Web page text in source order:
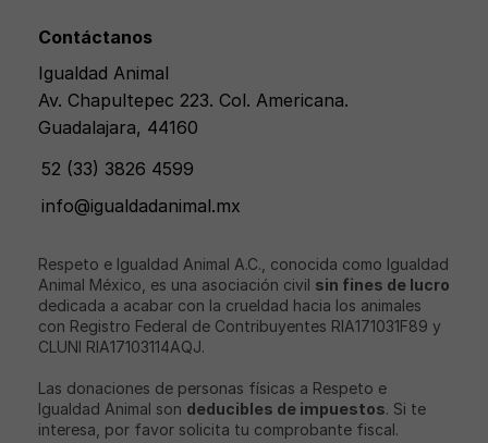
Contáctanos
Igualdad Animal
Av. Chapultepec 223. Col. Americana.
Guadalajara, 44160
52 (33) 3826 4599
info@igualdadanimal.mx
Respeto e Igualdad Animal A.C., conocida como Igualdad
Animal México, es una asociación civil sin fines de lucro
dedicada a acabar con la crueldad hacia los animales
con Registro Federal de Contribuyentes RIA171031F89 y
CLUNI RIA17103114AQJ.
Las donaciones de personas físicas a Respeto e
Igualdad Animal son deducibles de impuestos. Si te
interesa, por favor solicita tu comprobante fiscal.